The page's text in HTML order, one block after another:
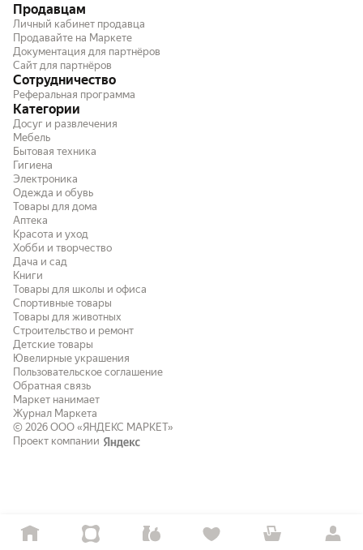
Продавцам
Личный кабинет продавца
Продавайте на Маркете
Документация для партнёров
Сайт для партнёров
Сотрудничество
Реферальная программа
Категории
Досуг и развлечения
Мебель
Бытовая техника
Гигиена
Электроника
Одежда и обувь
Товары для дома
Аптека
Красота и уход
Хобби и творчество
Дача и сад
Книги
Товары для школы и офиса
Спортивные товары
Товары для животных
Строительство и ремонт
Детские товары
Ювелирные украшения
Пользовательское соглашение
Обратная связь
Маркет нанимает
Журнал Маркета
© 2026 ООО «ЯНДЕКС МАРКЕТ»
Проект компании